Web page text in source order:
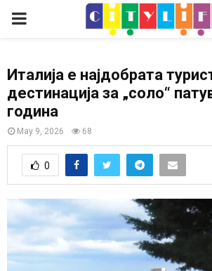
P
I
M
A
Y
Италија е најдобрата
дестинација за „соло“
година
May 9, 2026 68
0